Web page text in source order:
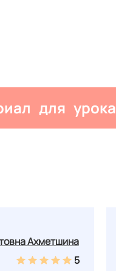
для урока
Ахметшина
5